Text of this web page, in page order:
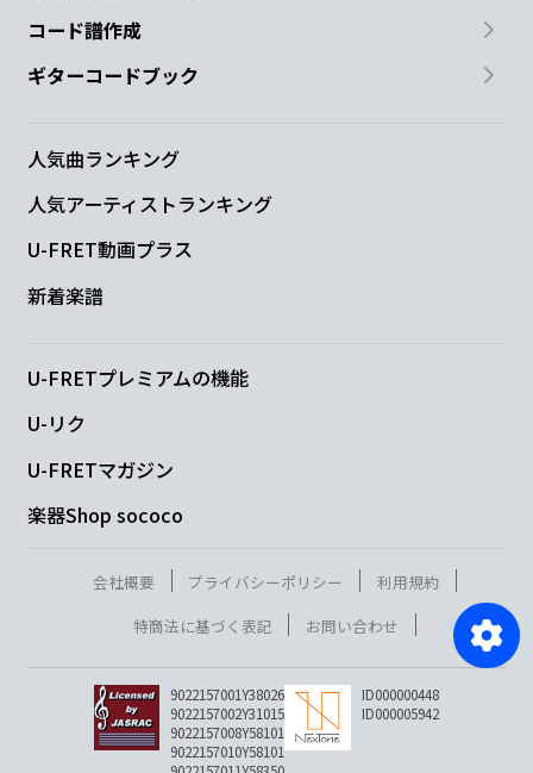
コード譜作成
ギターコードブック
人気曲ランキング
人気アーティストランキング
U-FRET動画プラス
新着楽譜
U-FRETプレミアムの機能
U-リク
U-FRETマガジン
楽器Shop sococo
会社概要 プライバシーポリシー
利用規約
特商法に基づく表記
お問い合わせ
9022157001Y38026
9022157002Y31015
9022157008Y58101
9022157010Y58101
ID000000448
ID000005942